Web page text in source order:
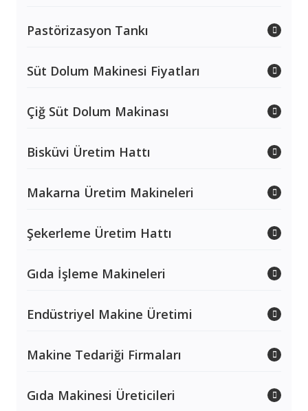
Pastörizasyon Tankı
Süt Dolum Makinesi Fiyatları
Çiğ Süt Dolum Makinası
Bisküvi Üretim Hattı
Makarna Üretim Makineleri
Şekerleme Üretim Hattı
Gıda İşleme Makineleri
Endüstriyel Makine Üretimi
Makine Tedariği Firmaları
Gıda Makinesi Üreticileri